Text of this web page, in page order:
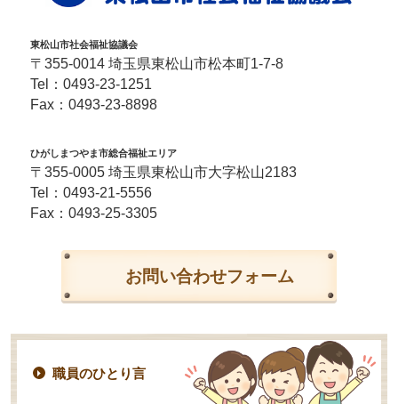
東松山市社会福祉協議会
〒355-0014 埼玉県東松山市松本町1-7-8
Tel： 0493-23-1251
Fax：0493-23-8898
ひがしまつやま市総合福祉エリア
〒355-0005 埼玉県東松山市大字松山2183
Tel： 0493-21-5556
Fax：0493-25-3305
お問い合わせフォーム
職員のひとり言